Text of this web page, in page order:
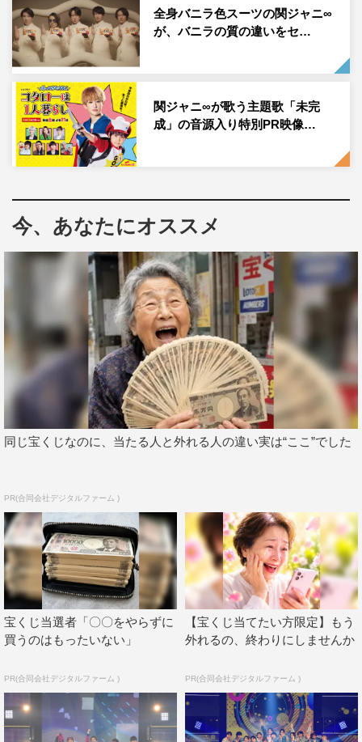
10日（水）にリリースされる最新曲「ないわぁ〜フォーリ
ンラブ」を披露。最後に、倉子が「私たちが会えそうで逢
えないキャンジャニでした」とあいさつとともに5人がお
辞儀し、笑顔でステージを締めくくった。
©Rakuten GirlsAward 2023 SPRING/SUMMER
キャンジャニ∞ 関ジャニ∞
全身バニラ色スーツの関ジャニ∞
が、バニラの質の違いをセ…
関ジャニ∞が歌う主題歌「未完
成」の音源入り特別PR映像…
今、あなたにオススメ
同じ宝くじなのに、当たる人と外れる人の違い実は“ここ”でした
PR(合同会社デジタルファーム )
宝くじ当選者「〇〇をやらずに
買うのはもったいない」
PR(合同会社デジタルファーム )
【宝くじ当てたい方限定】もう
外れるの、終わりにしませんか
PR(合同会社デジタルファーム )